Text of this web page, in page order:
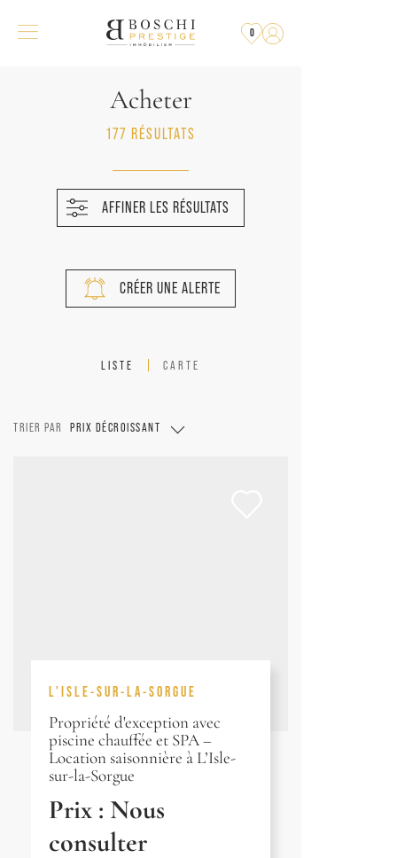
0
Acheter
177 RÉSULTATS
AFFINER LES RÉSULTATS
CRÉER UNE ALERTE
LISTE CARTE
TRIER PAR PRIX DÉCROISSANT
L'ISLE-SUR-LA-SORGUE
Propriété d'exception avec
piscine chauffée et SPA –
Location saisonnière à L’Isle-
sur-la-Sorgue
Prix : Nous
consulter